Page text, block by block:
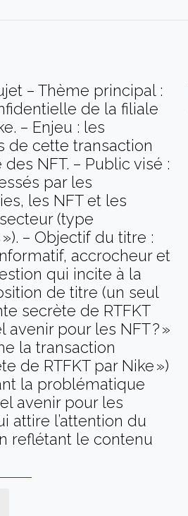
– Thème principal :
de la filiale
– Enjeu : les
de cette transaction
NFT. – Public visé :
par les
les NFT et les
(type
– Objectif du titre :
accrocheur et
qui incite à la
de titre (un seul
secrète de RTFKT
avenir pour les NFT ? »
la transaction
de RTFKT par Nike »)
la problématique
avenir pour les
attire l’attention du
reflétant le contenu